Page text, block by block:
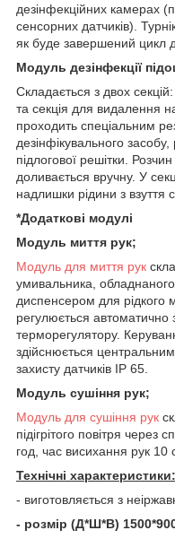
дезінфекційних камерах
сенсорних датчиків).
як буде завершений цикл
Модуль дезінфекції
Складається з двох
та секція для видалення
проходить спеціальним
дезінфікувального
підлогової решітки.
доливається вручну. У
надлишки рідини з взуття
*Додаткові модулі
Модуль миття рук;
Модуль для миття рук
умивальника,
диспенсером для
регулюється автоматично
терморегулятору.
здійснюється
захисту датчиків IP 65.
Модуль сушіння рук;
Модуль для сушіння рук
підігрітого повітря через
год, час висихання рук 10
Технічні характеристики:
- виготовляється з
- розмір (Д*Ш*В)